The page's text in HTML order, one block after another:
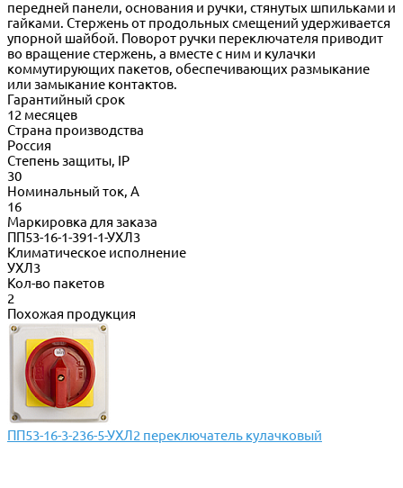
передней панели, основания и ручки, стянутых шпильками и
гайками. Стержень от продольных смещений удерживается
упорной шайбой. Поворот ручки переключателя приводит
во вращение стержень, а вместе с ним и кулачки
коммутирующих пакетов, обеспечивающих размыкание
или замыкание контактов.
Гарантийный срок
12 месяцев
Страна производства
Россия
Степень защиты, IP
30
Номинальный ток, А
16
Маркировка для заказа
ПП53-16-1-391-1-УХЛ3
Климатическое исполнение
УХЛ3
Кол-во пакетов
2
Похожая продукция
ПП53-16-3-236-5-УХЛ2 переключатель кулачковый